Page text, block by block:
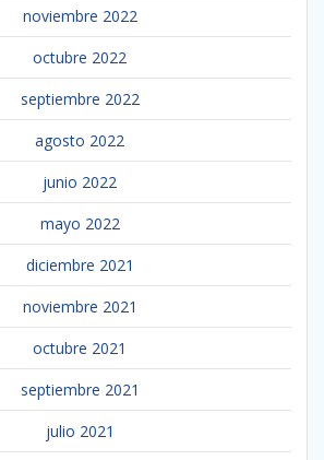
noviembre 2022
octubre 2022
septiembre 2022
agosto 2022
junio 2022
mayo 2022
diciembre 2021
noviembre 2021
octubre 2021
septiembre 2021
julio 2021